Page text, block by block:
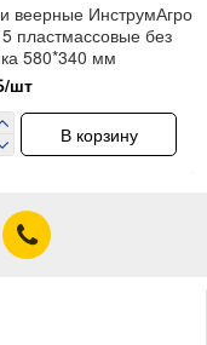
веерные ИнструмАгро
пластмассовые без
580*340 мм
шт
В корзину